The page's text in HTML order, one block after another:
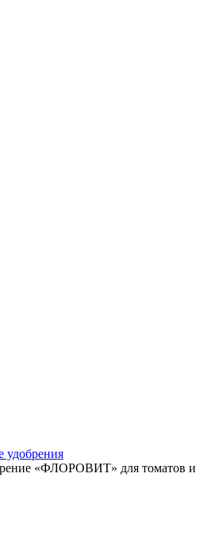
удобрения
«ФЛОРОВИТ» для томатов и